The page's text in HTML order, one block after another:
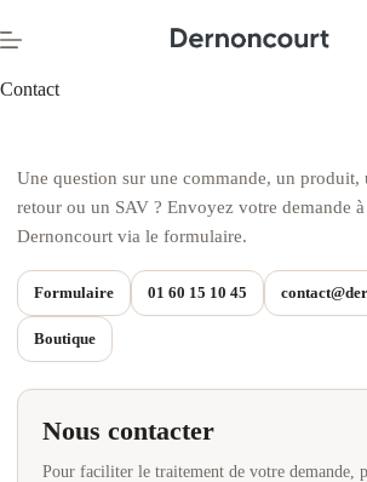
au
contenu
Contact
Une question sur une commande, un produit,
retour ou un SAV ? Envoyez votre demande à
Dernoncourt via le formulaire.
Formulaire 01 60 15 10 45
Boutique
Nous contacter
Pour faciliter le traitement de votre demande,